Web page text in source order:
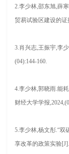
2.李少林,邵东旭,薛
贸易试验区建设的证
3.肖兴志,王振宇,李
(04):144-160.
4.李少林,郭晓雨.能
财经大学学报
5.李少林,杨文彤.“
享改革的政策实验